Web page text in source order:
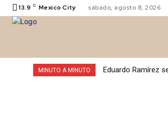
13.9 C Mexico City sábado, agosto 8, 2026
MINUTO A MINUTO Eduardo Ramírez